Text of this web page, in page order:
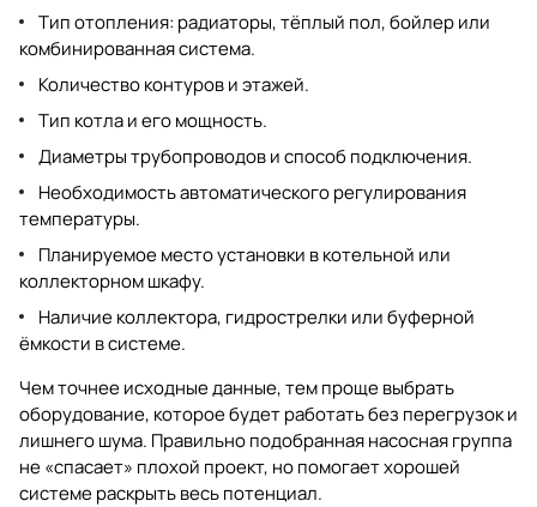
Тип отопления: радиаторы, тёплый пол, бойлер или
комбинированная система.
Количество контуров и этажей.
Тип котла и его мощность.
Диаметры трубопроводов и способ подключения.
Необходимость автоматического регулирования
температуры.
Планируемое место установки в котельной или
коллекторном шкафу.
Наличие коллектора, гидрострелки или буферной
ёмкости в системе.
Чем точнее исходные данные, тем проще выбрать
оборудование, которое будет работать без перегрузок и
лишнего шума. Правильно подобранная насосная группа
не «спасает» плохой проект, но помогает хорошей
системе раскрыть весь потенциал.